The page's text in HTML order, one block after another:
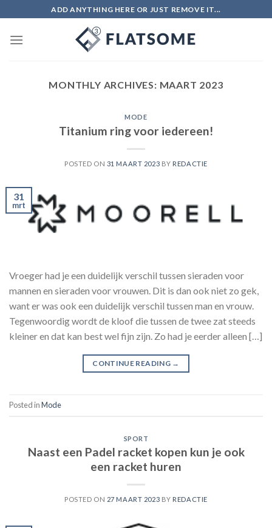
to
content
ADD ANYTHING HERE OR JUST REMOVE IT...
MONTHLY ARCHIVES: MAART 2023
MODE
Titanium ring voor iedereen!
POSTED ON 31 MAART 2023 BY REDACTIE
31
mrt
Vroeger had je een duidelijk verschil tussen sieraden voor
mannen en sieraden voor vrouwen. Dit is dan ook niet zo gek,
want er was ook een duidelijk verschil tussen man en vrouw.
Tegenwoordig wordt de kloof die tussen de twee zat steeds
kleiner en dat kan best wel fijn zijn. Zo had je eerder alleen […]
CONTINUE READING →
Posted inMode
SPORT
Naast een Padel racket kopen kun je ook
een racket huren
POSTED ON 27 MAART 2023 BY REDACTIE